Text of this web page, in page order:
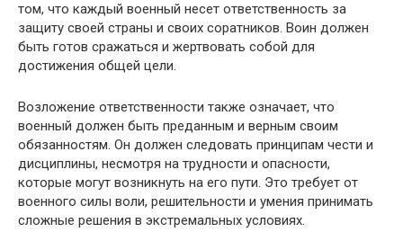
том, что каждый военный несет ответственность за
защиту своей страны и своих соратников. Воин должен
быть готов сражаться и жертвовать собой для
достижения общей цели.
Возложение ответственности также означает, что
военный должен быть преданным и верным своим
обязанностям. Он должен следовать принципам чести и
дисциплины, несмотря на трудности и опасности,
которые могут возникнуть на его пути. Это требует от
военного силы воли, решительности и умения принимать
сложные решения в экстремальных условиях.